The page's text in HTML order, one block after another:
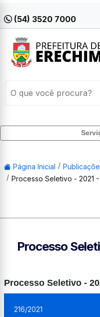
(54) 3520 7000
Página Inicial
Processo Seletivo - 2021 -
Processo
Processo Seletivo -
216/2021